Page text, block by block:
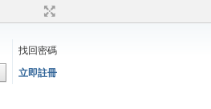
找回密碼
立即註冊